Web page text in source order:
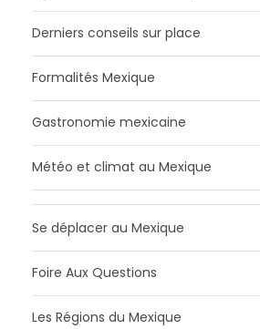
Derniers conseils sur place
Formalités Mexique
Gastronomie mexicaine
Météo et climat au Mexique
Se déplacer au Mexique
Foire Aux Questions
Les Régions du Mexique